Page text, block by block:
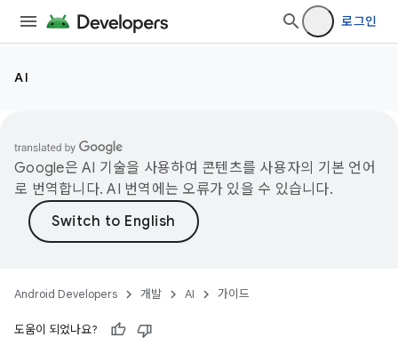
로그인
AI
Google은 AI 기술을 사용하여 콘텐츠를 사용자의 기본 언어
로 번역합니다. AI 번역에는 오류가 있을 수 있습니다.
Android Developers 개발 AI 가이드
도움이 되었나요?